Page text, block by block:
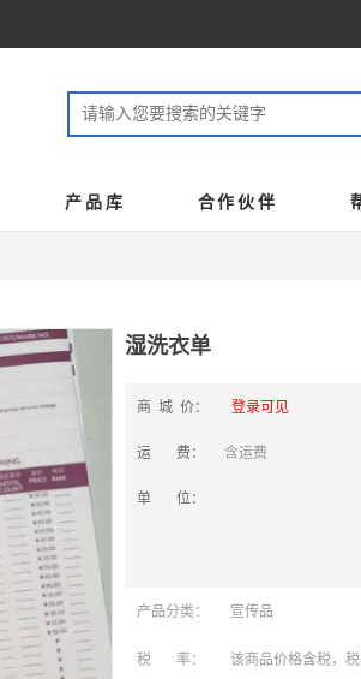
产品库 合作伙伴
湿洗衣单
商 城 价： 登录可见
运 费： 含运费
单 位：
产品分类： 宣传品
税 率： 该商品价格含税，